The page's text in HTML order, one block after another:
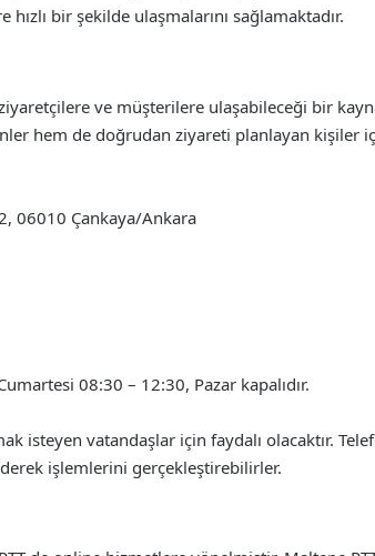
bir şekilde ulaşmalarını sağlamaktadır.
ve müşterilere ulaşabileceği bir
hem de doğrudan ziyareti planlayan kişiler
06010 Çankaya/Ankara
08:30 – 12:30, Pazar kapalıdır.
isteyen vatandaşlar için faydalı olacaktır.
işlemlerini gerçekleştirebilirler.